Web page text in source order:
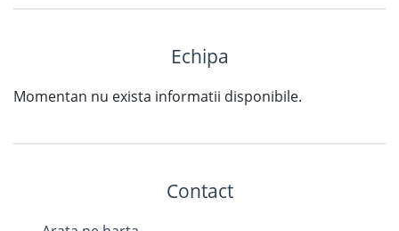
Echipa
Momentan nu exista informatii disponibile.
Contact